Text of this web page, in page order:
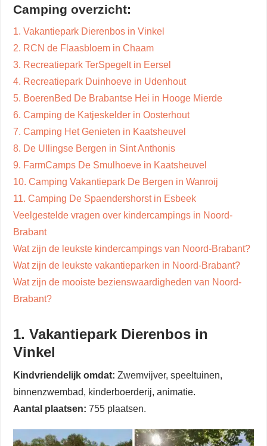
Camping overzicht:
1. Vakantiepark Dierenbos in Vinkel
2. RCN de Flaasbloem in Chaam
3. Recreatiepark TerSpegelt in Eersel
4. Recreatiepark Duinhoeve in Udenhout
5. BoerenBed De Brabantse Hei in Hooge Mierde
6. Camping de Katjeskelder in Oosterhout
7. Camping Het Genieten in Kaatsheuvel
8. De Ullingse Bergen in Sint Anthonis
9. FarmCamps De Smulhoeve in Kaatsheuvel
10. Camping Vakantiepark De Bergen in Wanroij
11. Camping De Spaendershorst in Esbeek
Veelgestelde vragen over kindercampings in Noord-
Brabant
Wat zijn de leukste kindercampings van Noord-Brabant?
Wat zijn de leukste vakantieparken in Noord-Brabant?
Wat zijn de mooiste bezienswaardigheden van Noord-
Brabant?
1. Vakantiepark Dierenbos in
Vinkel
Kindvriendelijk omdat:Zwemvijver, speeltuinen,
binnenzwembad, kinderboerderij, animatie.
Aantal plaatsen:755 plaatsen.